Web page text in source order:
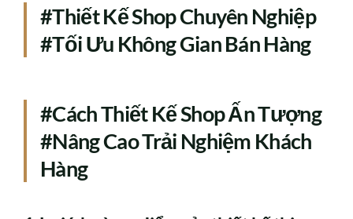
#Thiết Kế Shop Chuyên Nghiệp
#Tối Ưu Không Gian Bán Hàng
#Cách Thiết Kế Shop Ấn Tượng
#Nâng Cao Trải Nghiệm Khách
Hàng